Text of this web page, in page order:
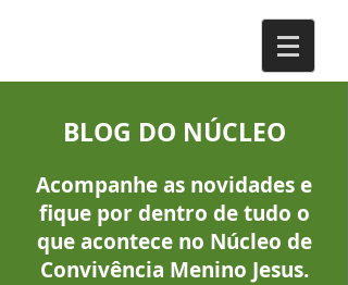
BLOG DO NÚCLEO
Acompanhe as novidades e
fique por dentro de tudo o
que acontece no Núcleo de
Convivência Menino Jesus.